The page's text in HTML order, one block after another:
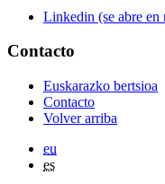
Linkedin (se abre en
Contacto
Euskarazko bertsioa
Contacto
Volver arriba
eu
es